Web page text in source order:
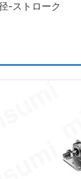
-ストローク